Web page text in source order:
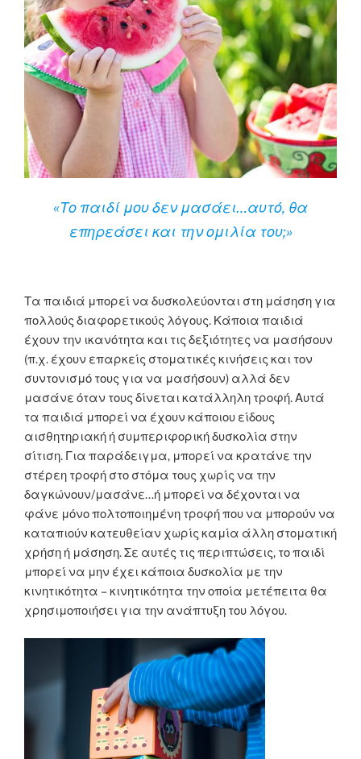
«Το παιδί μου δεν μασάει…αυτό, θα
επηρεάσει και την ομιλία του;»
Τα παιδιά μπορεί να δυσκολεύονται στη μάσηση για
πολλούς διαφορετικούς λόγους. Κάποια παιδιά
έχουν την ικανότητα και τις δεξιότητες να μασήσουν
(π.χ. έχουν επαρκείς στοματικές κινήσεις και τον
συντονισμό τους για να μασήσουν) αλλά δεν
μασάνε όταν τους δίνεται κατάλληλη τροφή. Αυτά
τα παιδιά μπορεί να έχουν κάποιου είδους
αισθητηριακή ή συμπεριφορική δυσκολία στην
σίτιση. Για παράδειγμα, μπορεί να κρατάνε την
στέρεη τροφή στο στόμα τους χωρίς να την
δαγκώνουν/μασάνε…ή μπορεί να δέχονται να
φάνε μόνο πολτοποιημένη τροφή που να μπορούν να
καταπιούν κατευθείαν χωρίς καμία άλλη στοματική
χρήση ή μάσηση. Σε αυτές τις περιπτώσεις, το παιδί
μπορεί να μην έχει κάποια δυσκολία με την
κινητικότητα – κινητικότητα την οποία μετέπειτα θα
χρησιμοποιήσει για την ανάπτυξη του λόγου.